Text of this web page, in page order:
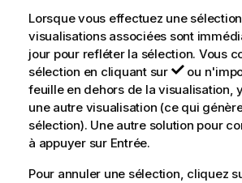
Lorsque vous effectuez une
visualisations associées sont
jour pour refléter la sélection. Vous
sélection en cliquant sur
ou
feuille en dehors de la visualisation,
une autre visualisation (ce qui
sélection). Une autre solution pour
à appuyer sur Entrée.
Pour annuler une sélection, cliquez